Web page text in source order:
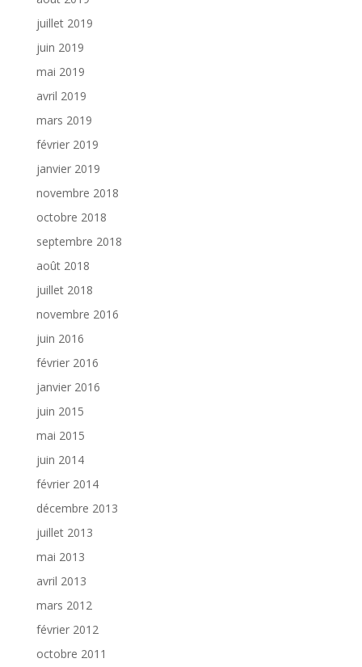
juillet 2019
juin 2019
mai 2019
avril 2019
mars 2019
février 2019
janvier 2019
novembre 2018
octobre 2018
septembre 2018
août 2018
juillet 2018
novembre 2016
juin 2016
février 2016
janvier 2016
juin 2015
mai 2015
juin 2014
février 2014
décembre 2013
juillet 2013
mai 2013
avril 2013
mars 2012
février 2012
octobre 2011